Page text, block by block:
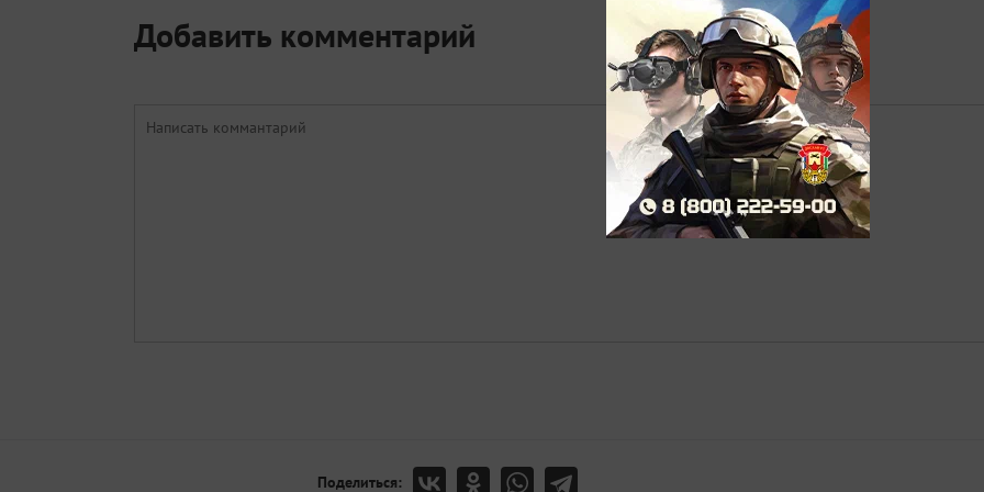
Добавить комментарий
Поделиться: